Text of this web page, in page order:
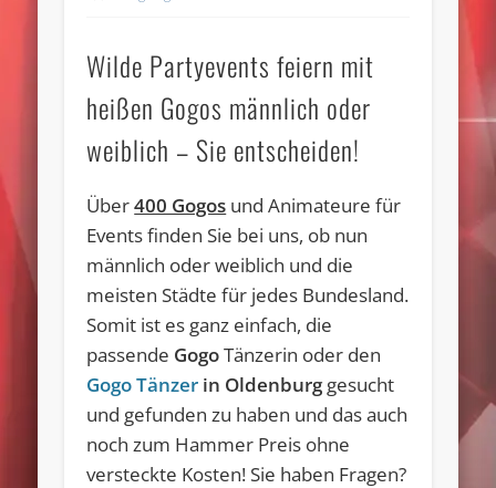
Wilde Partyevents feiern mit
heißen Gogos männlich oder
weiblich – Sie entscheiden!
Über400 Gogos und Animateure für
Events finden Sie bei uns, ob nun
männlich oder weiblich und die
meisten Städte für jedes Bundesland.
Somit ist es ganz einfach, die
passende GogoTänzerin oder den
Gogo Tänzer in Oldenburggesucht
und gefunden zu haben und das auch
noch zum Hammer Preis ohne
versteckte Kosten! Sie haben Fragen?